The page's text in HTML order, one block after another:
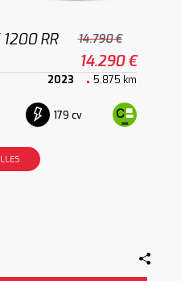
RR 14.790 €
14.290 €
2023 5.875 km
179 cv